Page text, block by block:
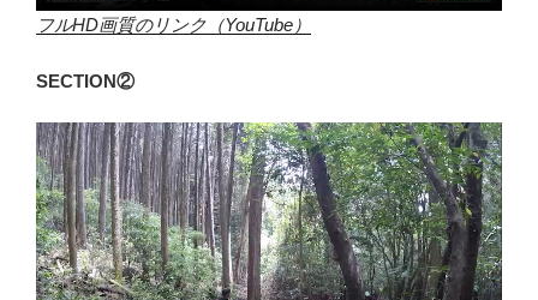
フルHD画質のリンク（YouTube）
SECTION②